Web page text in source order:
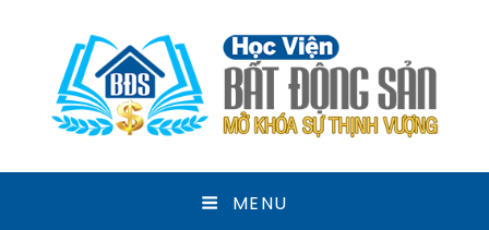
HỌC VIỆN BẤT ĐỘNG
MENU